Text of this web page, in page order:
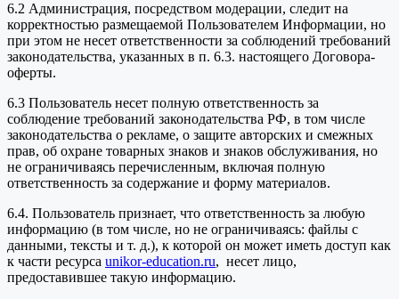
6.2 Администрация, посредством модерации, следит на
корректностью размещаемой Пользователем Информации, но
при этом не несет ответственности за соблюдений требований
законодательства, указанных в п. 6.3. настоящего Договора-
оферты.
6.3 Пользователь несет полную ответственность за
соблюдение требований законодательства РФ, в том числе
законодательства о рекламе, о защите авторских и смежных
прав, об охране товарных знаков и знаков обслуживания, но
не ограничиваясь перечисленным, включая полную
ответственность за содержание и форму материалов.
6.4. Пользователь признает, что ответственность за любую
информацию (в том числе, но не ограничиваясь: файлы с
данными, тексты и т. д.), к которой он может иметь доступ как
к части ресурса unikor-education.ru, несет лицо,
предоставившее такую информацию.